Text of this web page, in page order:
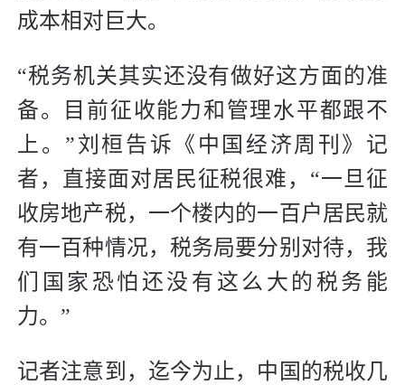
成本相对巨大。
“税务机关其实还没有做好这方面的准
备。目前征收能力和管理水平都跟不
上。”刘桓告诉《中国经济周刊》记
者，直接面对居民征税很难，“一旦征
收房地产税，一个楼内的一百户居民就
有一百种情况，税务局要分别对待，我
们国家恐怕还没有这么大的税务能
力。”
记者注意到，迄今为止，中国的税收几